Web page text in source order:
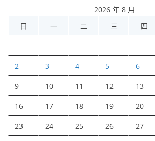
2026 年 8 月
日
一 二 三 四
2 3 4 5 6
9 10 11 12 13
16 17 18 19 20
23 24 25 26 27